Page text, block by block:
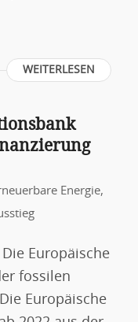
WEITERLESEN
Energie,
Europäische
fossilen
Europäische